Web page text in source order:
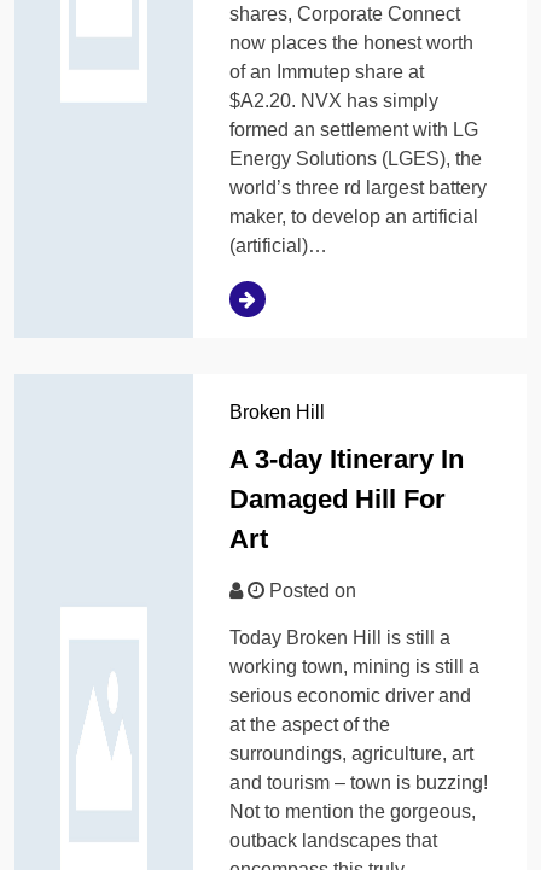
shares, Corporate Connect
now places the honest worth
of an Immutep share at
$A2.20. NVX has simply
formed an settlement with LG
Energy Solutions (LGES), the
world’s three rd largest battery
maker, to develop an artificial
(artificial)…
Broken Hill
A 3-day Itinerary In
Damaged Hill For
Art
Posted on
Today Broken Hill is still a
working town, mining is still a
serious economic driver and
at the aspect of the
surroundings, agriculture, art
and tourism – town is buzzing!
Not to mention the gorgeous,
outback landscapes that